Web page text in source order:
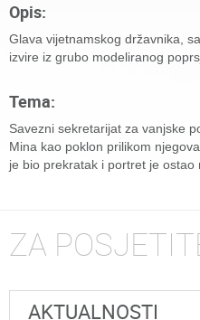
Opis:
Glava vijetnamskog državnika,
izvire iz grubo modeliranog
Tema:
Savezni sekretarijat za vanjske
Mina kao poklon prilikom
je bio prekratak i portret je ostao
ZA
AKTUALNOSTI